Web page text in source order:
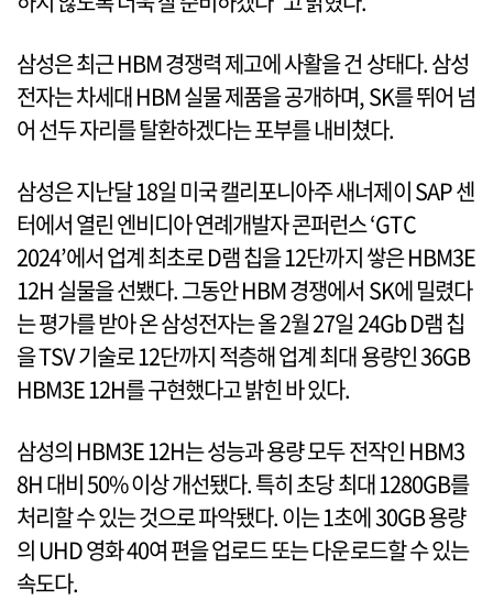
삼성은 최근 HBM 경쟁력 제고에 사활을 건 상태다. 삼성
전자는 차세대 HBM 실물 제품을 공개하며, SK를 뛰어 넘
어 선두 자리를 탈환하겠다는 포부를 내비쳤다.
삼성은 지난달 18일 미국 캘리포니아주 새너제이 SAP 센
터에서 열린 엔비디아 연례개발자 콘퍼런스 ‘GTC
2024’에서 업계 최초로 D램 칩을 12단까지 쌓은 HBM3E
12H 실물을 선뵀다. 그동안 HBM 경쟁에서 SK에 밀렸다
는 평가를 받아 온 삼성전자는 올 2월 27일 24Gb D램 칩
을 TSV 기술로 12단까지 적층해 업계 최대 용량인 36GB
HBM3E 12H를 구현했다고 밝힌 바 있다.
삼성의 HBM3E 12H는 성능과 용량 모두 전작인 HBM3
8H 대비 50% 이상 개선됐다. 특히 초당 최대 1280GB를
처리할 수 있는 것으로 파악됐다. 이는 1초에 30GB 용량
의 UHD 영화 40여 편을 업로드 또는 다운로드할 수 있는
속도다.